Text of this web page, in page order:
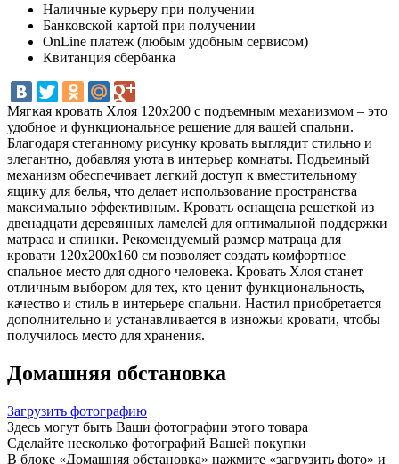
Наличные курьеру при получении
Банковской картой при получении
OnLine платеж (любым удобным сервисом)
Квитанция сбербанка
Мягкая кровать Хлоя 120х200 с подъемным механизмом – это
удобное и функциональное решение для вашей спальни.
Благодаря стеганному рисунку кровать выглядит стильно и
элегантно, добавляя уюта в интерьер комнаты. Подъемный
механизм обеспечивает легкий доступ к вместительному
ящику для белья, что делает использование пространства
максимально эффективным. Кровать оснащена решеткой из
двенадцати деревянных ламелей для оптимальной поддержки
матраса и спинки. Рекомендуемый размер матраца для
кровати 120х200х160 см позволяет создать комфортное
спальное место для одного человека. Кровать Хлоя станет
отличным выбором для тех, кто ценит функциональность,
качество и стиль в интерьере спальни. Настил приобретается
дополнительно и устанавливается в изножьи кровати, чтобы
получилось место для хранения.
Домашняя обстановка
Загрузить фотографию
Здесь могут быть Ваши фотографии этого товара
Сделайте несколько фотографий Вашей покупки
В блоке «Домашняя обстановка» нажмите «загрузить фото» и